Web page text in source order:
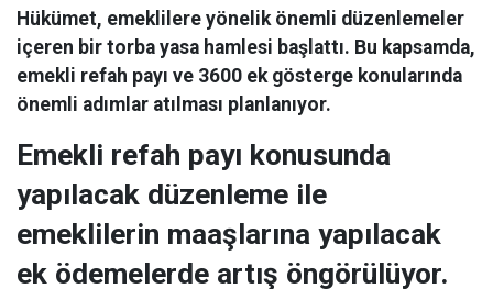
Hükümet, emeklilere yönelik önemli düzenlemeler
içeren bir torba yasa hamlesi başlattı. Bu kapsamda,
emekli refah payı ve 3600 ek gösterge konularında
önemli adımlar atılması planlanıyor.
Emekli refah payı konusunda
yapılacak düzenleme ile
emeklilerin maaşlarına yapılacak
ek ödemelerde artış öngörülüyor.